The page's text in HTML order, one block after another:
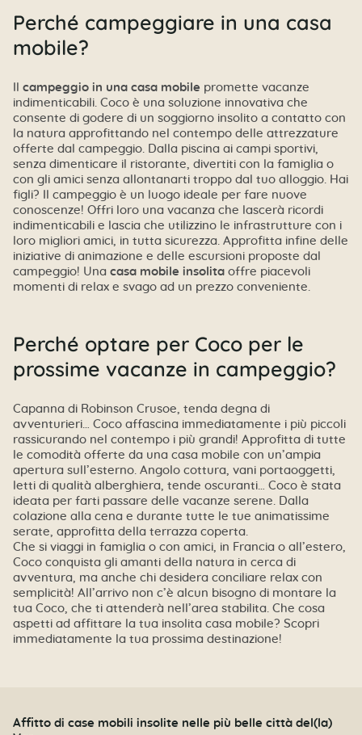
Perché campeggiare in una casa
mobile?
Il campeggio in una casa mobile promette vacanze
indimenticabili. Coco è una soluzione innovativa che
consente di godere di un soggiorno insolito a contatto con
la natura approfittando nel contempo delle attrezzature
offerte dal campeggio. Dalla piscina ai campi sportivi,
senza dimenticare il ristorante, divertiti con la famiglia o
con gli amici senza allontanarti troppo dal tuo alloggio. Hai
figli? Il campeggio è un luogo ideale per fare nuove
conoscenze! Offri loro una vacanza che lascerà ricordi
indimenticabili e lascia che utilizzino le infrastrutture con i
loro migliori amici, in tutta sicurezza. Approfitta infine delle
iniziative di animazione e delle escursioni proposte dal
campeggio! Una casa mobile insolita offre piacevoli
momenti di relax e svago ad un prezzo conveniente.
Perché optare per Coco per le
prossime vacanze in campeggio?
Capanna di Robinson Crusoe, tenda degna di
avventurieri… Coco affascina immediatamente i più piccoli
rassicurando nel contempo i più grandi! Approfitta di tutte
le comodità offerte da una casa mobile con un’ampia
apertura sull’esterno. Angolo cottura, vani portaoggetti,
letti di qualità alberghiera, tende oscuranti… Coco è stata
ideata per farti passare delle vacanze serene. Dalla
colazione alla cena e durante tutte le tue animatissime
serate, approfitta della terrazza coperta.
Che si viaggi in famiglia o con amici, in Francia o all’estero,
Coco conquista gli amanti della natura in cerca di
avventura, ma anche chi desidera conciliare relax con
semplicità! All’arrivo non c’è alcun bisogno di montare la
tua Coco, che ti attenderà nell’area stabilita. Che cosa
aspetti ad affittare la tua insolita casa mobile? Scopri
immediatamente la tua prossima destinazione!
Affitto di case mobili insolite nelle più belle città del(la)